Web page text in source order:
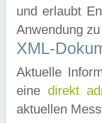
und erlaubt
Anwendung
XML-
Aktuelle
eine direkt
aktuellen